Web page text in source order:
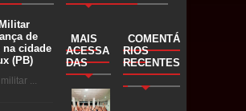
de
na cidade
(PB)
...
MAIS
ACESSA
DAS
COMENTÁ
RIOS
RECENTES